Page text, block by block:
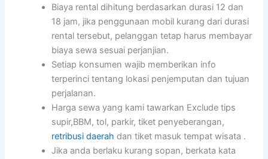
Biaya rental dihitung berdasarkan durasi 12 dan
18 jam, jika penggunaan mobil kurang dari durasi
rental tersebut, pelanggan tetap harus membayar
biaya sewa sesuai perjanjian.
Setiap konsumen wajib memberikan info
terperinci tentang lokasi penjemputan dan tujuan
perjalanan.
Harga sewa yang kami tawarkan Exclude tips
supir,BBM, tol, parkir, tiket penyeberangan,
retribusi daerah dan tiket masuk tempat wisata .
Jika anda berlaku kurang sopan, berkata kata